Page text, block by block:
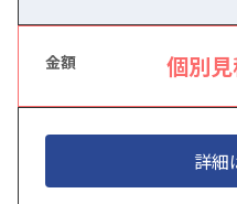
個別
詳細